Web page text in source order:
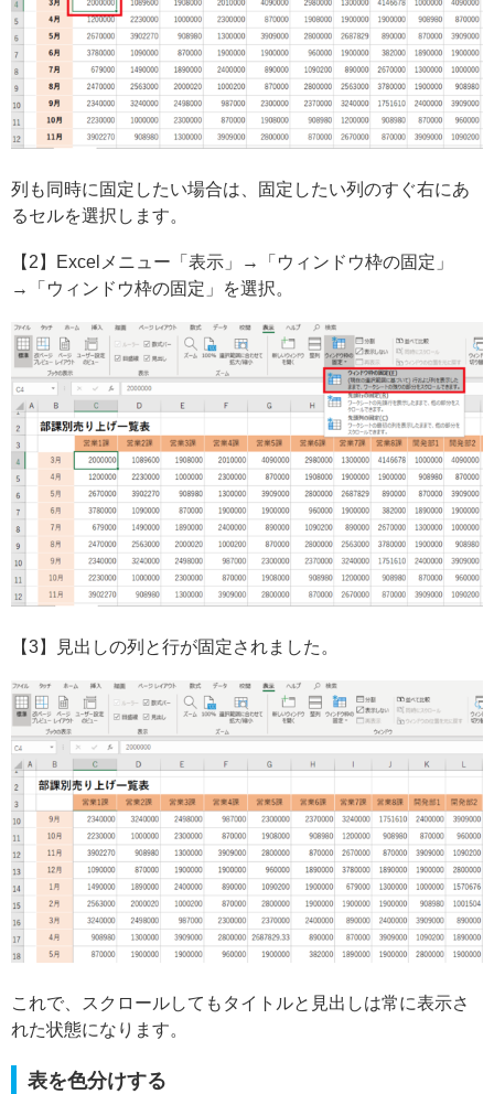
列も同時に固定したい場合は、固定したい列のすぐ右にあ
るセルを選択します。
【2】Excelメニュー「表示」→「ウィンドウ枠の固定」
→「ウィンドウ枠の固定」を選択。
【3】見出しの列と行が固定されました。
これで、スクロールしてもタイトルと見出しは常に表示さ
れた状態になります。
表を色分けする